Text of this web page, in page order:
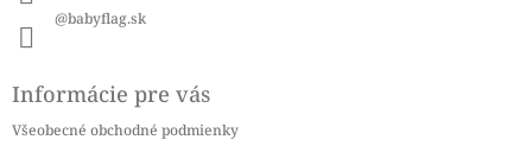
@babyflag.sk
Informácie pre vás
Všeobecné obchodné podmienky